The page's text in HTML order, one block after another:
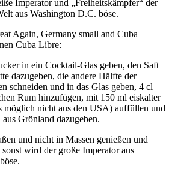
Imperator und „Freiheitskämpfer“ der
aus Washington D.C. böse.
Again, Germany small and Cuba
Cuba Libre:
in ein Cocktail-Glas geben, den Saft
dazugeben, die andere Hälfte der
schneiden und in das Glas geben, 4 cl
Rum hinzufügen, mit 150 ml eiskalter
möglich nicht aus den USA) auffüllen und
Grönland dazugeben.
und nicht in Massen genießen und
wird der große Imperator aus